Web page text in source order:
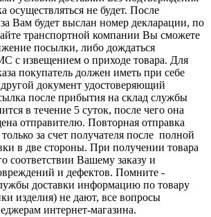
осуществляться не будет. После
Вам будет выслан номер декларации, по
транспортной компании Вы сможете
посылки, либо дождаться
с извещением о приходе товара. Для
покупатель должен иметь при себе
документ удостоверяющий
после прибытия на склад службы
в течение 5 суток, после чего она
отправителю. Повторная отправка
за счет получателя после полной
в две стороны. При получении товара
соответствии Вашему заказу и
и дефектов. Помните -
доставки информацию по товару
изделия) не дают, все вопросы
интернет-магазина.